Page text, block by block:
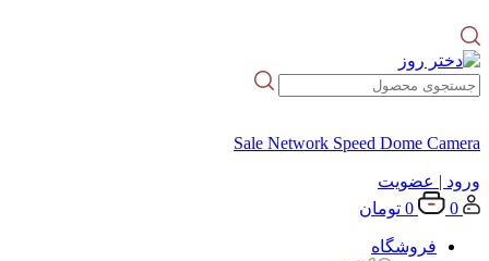
Sale Network Speed Dome Camera
ورود | عضویت
0
0 تومان
فروشگاه